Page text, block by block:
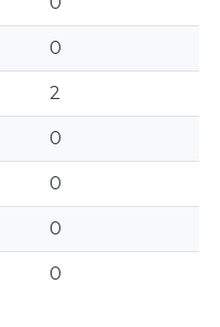
0
2
0
0
0
0